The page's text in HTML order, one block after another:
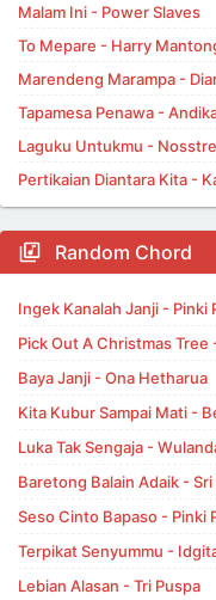
Malam Ini - Power Slaves
To Mepare - Harry
Marendeng Marampa -
Tapamesa Penawa -
Laguku Untukmu -
Pertikaian Diantara Kita -
Random Chord
Ingek Kanalah Janji - Pinki
Pick Out A Christmas Tree
Baya Janji - Ona Hetharua
Kita Kubur Sampai Mati -
Luka Tak Sengaja -
Baretong Balain Adaik -
Seso Cinto Bapaso - Pinki
Terpikat Senyummu -
Lebian Alasan - Tri Puspa